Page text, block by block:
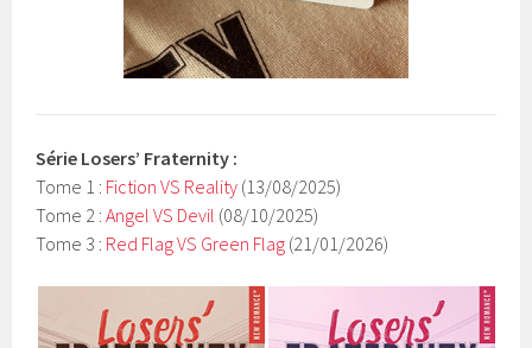
Série Losers’ Fraternity :
Tome 1 : Fiction VS Reality (13/08/2025)
Tome 2 :Angel VS Devil (08/10/2025)
Tome 3 : Red Flag VS Green Flag (21/01/2026)